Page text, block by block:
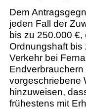
Dem
jeden Fall der
bis zu 250.000
Ordnungshaft
Verkehr bei
vorgeschriebene
hinzuweisen,
frühestens mit